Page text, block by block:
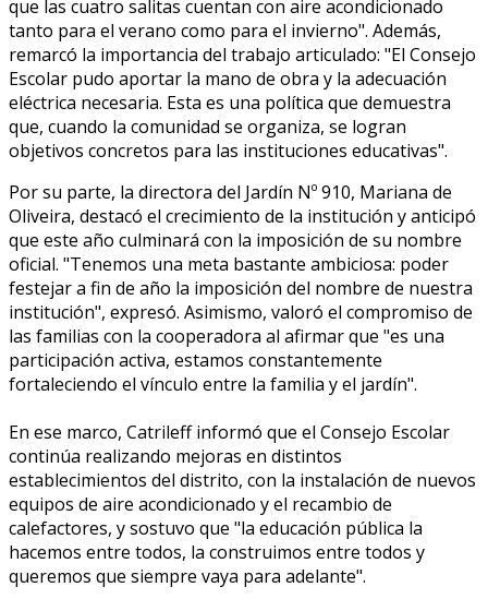
que las cuatro salitas cuentan con aire acondicionado
tanto para el verano como para el invierno". Además,
remarcó la importancia del trabajo articulado: "El Consejo
Escolar pudo aportar la mano de obra y la adecuación
eléctrica necesaria. Esta es una política que demuestra
que, cuando la comunidad se organiza, se logran
objetivos concretos para las instituciones educativas".
Por su parte, la directora del Jardín Nº 910, Mariana de
Oliveira, destacó el crecimiento de la institución y anticipó
que este año culminará con la imposición de su nombre
oficial. "Tenemos una meta bastante ambiciosa: poder
festejar a fin de año la imposición del nombre de nuestra
institución", expresó. Asimismo, valoró el compromiso de
las familias con la cooperadora al afirmar que "es una
participación activa, estamos constantemente
fortaleciendo el vínculo entre la familia y el jardín".
En ese marco, Catrileff informó que el Consejo Escolar
continúa realizando mejoras en distintos
establecimientos del distrito, con la instalación de nuevos
equipos de aire acondicionado y el recambio de
calefactores, y sostuvo que "la educación pública la
hacemos entre todos, la construimos entre todos y
queremos que siempre vaya para adelante".